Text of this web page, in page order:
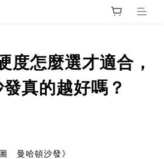
度怎麼選才適合，
真的越好嗎？
圖 曼哈頓沙發》